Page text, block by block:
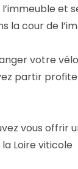
et
la cour de
votre
partir
vous offrir
Loire viticole